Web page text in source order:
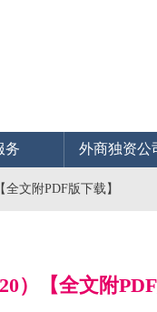
务 外商独资公
文附PDF版下载】
）【全文附PDF